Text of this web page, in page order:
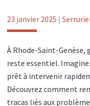
23 janvier 2025
À Rhode-Saint-
reste essentiel.
prêt à intervenir
Découvrez comment
tracas liés aux